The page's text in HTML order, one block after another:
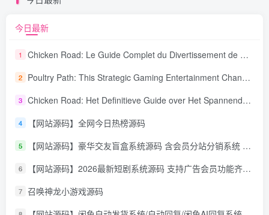
今日最新
1 Chicken Road: Le Guide Complet du Divertissement de Maison de Jeu Stratégique
2 Poultry Path: This Strategic Gaming Entertainment Changing Sequence Forecasting
3 Chicken Road: Het Definitieve Guide over Het Spannende Gokspel
4 【网站源码】全网今日热榜源码
5 【网站源码】豪华交友盲盒系统源码 含会员分站分销系统 可易支付
6 【网站源码】2026最新短剧系统源码 支持广告会员功能齐全短剧源码
7 召唤神龙小游戏源码